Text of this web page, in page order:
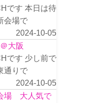
です 本日は待
会場で
2024-10-05
大阪
です 少し前で
通りで
2024-10-05
場 大人気で